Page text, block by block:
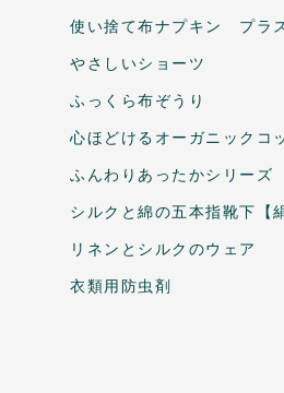
使い捨て布ナプキン プラ
やさしいショーツ
ふっくら布ぞうり
心ほどけるオーガニックコ
ふんわりあったかシリーズ
シルクと綿の五本指靴下【
リネンとシルクのウェア
衣類用防虫剤